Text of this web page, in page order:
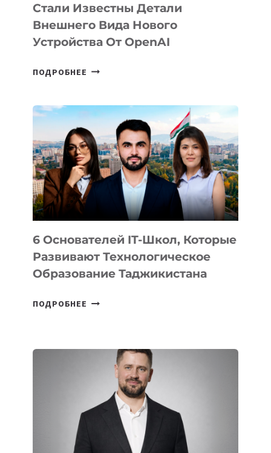
Стали Известны Детали
Внешнего Вида Нового
Устройства От OpenAI
ПОДРОБНЕЕ СТАЛИ
ВНЕШНЕГО
ВИДА
НОВОГО
УСТРОЙСТВА
ОТ
OPENAI
6 Основателей IT-Школ, Которые
Развивают Технологическое
Образование Таджикистана
ПОДРОБНЕЕ
КОТОРЫЕ
РАЗВИВАЮТ
ТЕХНОЛОГИЧЕСКОЕ
ОБРАЗОВАНИЕ
ТАДЖИКИСТАНА